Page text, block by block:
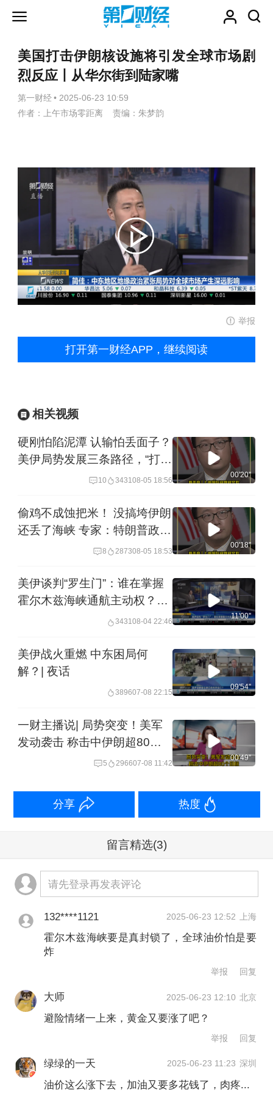
美国打击伊朗核设施将引发全球市场剧
烈反应丨从华尔街到陆家嘴
第一财经 • 2025-06-23 10:59
作者：上午市场零距离 责编：朱梦韵
举报
打开第一财经APP，继续阅读
相关视频
硬刚怕陷泥潭 认输怕丢面子？
美伊局势发展三条路径，“打打
谈谈”或是主旋律10 343108-05 18:56
00'20''
偷鸡不成蚀把米！ 没搞垮伊朗
还丢了海峡 专家：特朗普政治
8 287308-05 18:53
00'18''
美伊谈判“罗生门”：谁在掌握
霍尔木兹海峡通航主动权？丨
343108-04 22:46
11'00''
美伊战火重燃 中东困局何
解？| 夜话
389607-08 22:15
09'54''
一财主播说| 局势突变！美军
发动袭击 称击中伊朗超80个
5 296607-08 11:42
00'49''
分享 热度
留言精选(3)
请先登录再发表评论
132****1121 2025-06-23 12:52 上海
霍尔木兹海峡要是真封锁了，全球油价怕是要
炸
举报 回复
大师 2025-06-23 12:10 北京
避险情绪一上来，黄金又要涨了吧？
举报 回复
绿绿的一天 2025-06-23 11:23 深圳
油价这么涨下去，加油又要多花钱了，肉疼...